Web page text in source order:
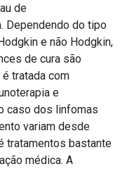
de
Dependendo do tipo
e não Hodgkin,
de cura são
tratada com
e
caso dos linfomas
variam desde
tratamentos bastante
médica. A